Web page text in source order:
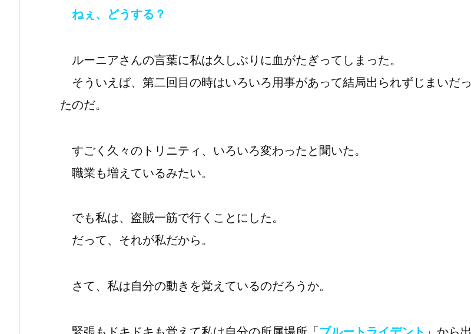
ねぇ、どうする？
ルーニアさんの言葉に私は久しぶりに血がたぎってしまった。
そういえば、第二回目の時はいろいろ用事があって結局出られずじまいだっ
たのだ。
すごく久々のトリニティ、いろいろ変わったと聞いた。
職業も増えているみたい。
でも私は、盗賊一筋で行くことにした。
だって、それが私だから。
さて、私は自分の動きを覚えているのだろうか。